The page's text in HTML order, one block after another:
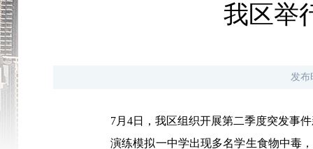
我区举
发布
7月4日，我区组织开展第二季度突发事
演练模拟一中学出现多名学生食物中毒